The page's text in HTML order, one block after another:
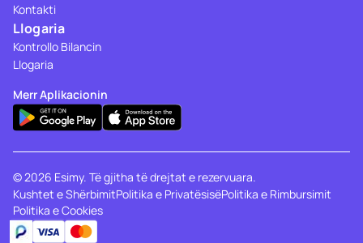
Kontakti
Llogaria
Kontrollo Bilancin
Llogaria
Merr Aplikacionin
© 2026 Esimy. Të gjitha të drejtat e rezervuara.
Kushtet e ShërbimitPolitika e PrivatësisëPolitika e Rimbursimit
Politika e Cookies